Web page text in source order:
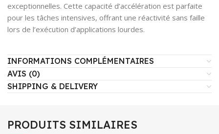
exceptionnelles. Cette capacité d’accélération est parfaite
pour les tâches intensives, offrant une réactivité sans faille
lors de l’exécution d’applications lourdes.
INFORMATIONS COMPLÉMENTAIRES
AVIS (0)
SHIPPING & DELIVERY
PRODUITS SIMILAIRES